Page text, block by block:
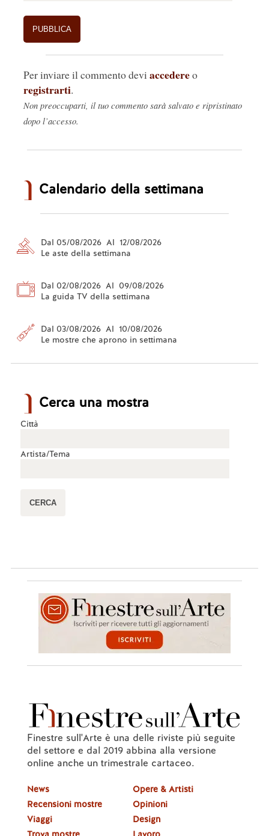
Per inviare il commento devi accedereo
registrarti.
Non preoccuparti, il tuo commento sarà salvato e ripristinato
dopo l’accesso.
Calendario della settimana
Dal 05/08/2026 Al 12/08/2026
Le aste della settimana
Dal 02/08/2026 Al 09/08/2026
La guida TV della settimana
Dal 03/08/2026 Al 10/08/2026
Le mostre che aprono in settimana
Cerca una mostra
Città
Artista/Tema
Finestre sull'Arte è una delle riviste più seguite
del settore e dal 2019 abbina alla versione
online anche un trimestrale cartaceo.
News
Recensioni mostre
Viaggi
Opere & Artisti
Opinioni
Design